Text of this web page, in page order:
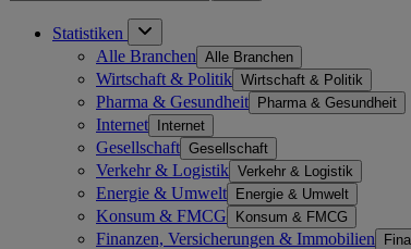
Statistiken
Alle Branchen Alle Branchen
Wirtschaft & Politik Wirtschaft & Politik
Pharma & Gesundheit Pharma & Gesundheit
Internet Internet
Gesellschaft Gesellschaft
Verkehr & Logistik Verkehr & Logistik
Energie & Umwelt Energie & Umwelt
Konsum & FMCG Konsum & FMCG
Finanzen, Versicherungen & Immobilien